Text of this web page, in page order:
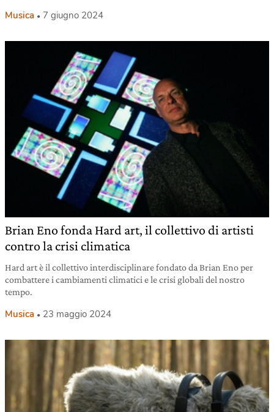
Musica 7 giugno 2024
Brian Eno fonda Hard art, il collettivo di artisti
contro la crisi climatica
Hard art è il collettivo interdisciplinare fondato da Brian Eno per
combattere i cambiamenti climatici e le crisi globali del nostro
tempo.
Musica 23 maggio 2024